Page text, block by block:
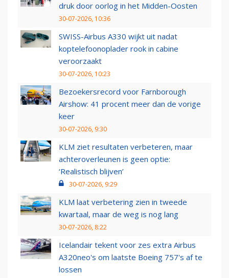
druk door oorlog in het Midden-Oosten
30-07-2026, 10:36
SWISS-Airbus A330 wijkt uit nadat
koptelefoonoplader rook in cabine
veroorzaakt
30-07-2026, 10:23
Bezoekersrecord voor Farnborough
Airshow: 41 procent meer dan de vorige
keer
30-07-2026, 9:30
KLM ziet resultaten verbeteren, maar
achteroverleunen is geen optie:
‘Realistisch blijven’
30-07-2026, 9:29
KLM laat verbetering zien in tweede
kwartaal, maar de weg is nog lang
30-07-2026, 8:22
Icelandair tekent voor zes extra Airbus
A320neo's om laatste Boeing 757's af te
lossen